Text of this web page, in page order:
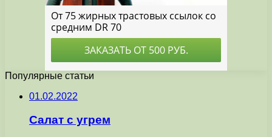
Популярные статьи
01.02.2022
Салат с угрем